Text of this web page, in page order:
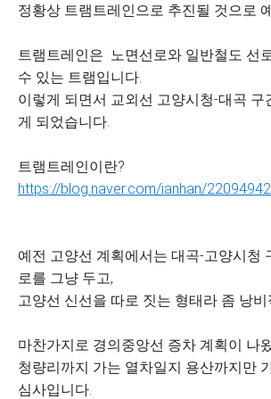
정황상 트램트레인으로 추진될 것으로
트램트레인은 노면선로와 일반철도 선
수 있는 트램입니다.
이렇게 되면서 교외선 고양시청-대곡 구
게 되었습니다.
트램트레인이란?
https://blog.naver.com/ianhan/
예전 고양선 계획에서는 대곡-고양시청
로를 그냥 두고,
고양선 신선을 따로 짓는 형태라 좀 낭비
마찬가지로 경의중앙선 증차 계획이 나
청량리까지 가는 열차일지 용산까지만
심사입니다.